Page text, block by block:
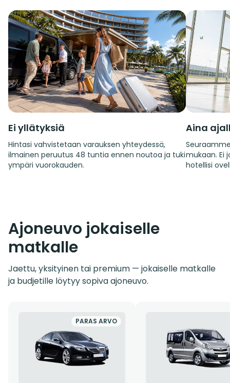
Ei yllätyksiä
Hintasi vahvistetaan varauksen yhteydessä,
ilmainen peruutus 48 tuntia ennen noutoa ja tuki
ympäri vuorokauden.
Aina
mukaan. Ei
hotellisi
Ajoneuvo jokaiselle
matkalle
Jaettu, yksityinen tai premium — jokaiselle matkalle
ja budjetille löytyy sopiva ajoneuvo.
PARAS ARVO